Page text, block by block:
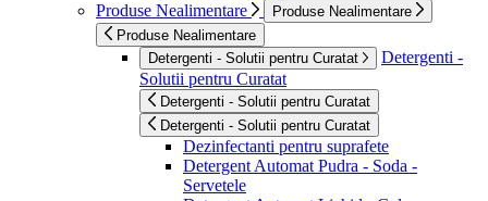
Produse Nealimentare
Produse Nealimentare
Produse Nealimentare
Detergenti - Solutii pentru Curatat
Detergenti -
Solutii pentru Curatat
Detergenti - Solutii pentru Curatat
Detergenti - Solutii pentru Curatat
Dezinfectanti pentru suprafete
Detergent Automat Pudra - Soda -
Servetele